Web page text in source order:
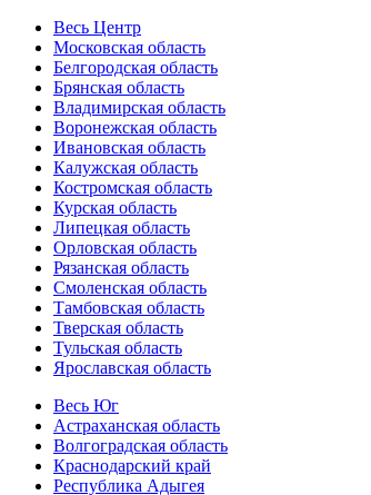
Весь Центр
Московская область
Белгородская область
Брянская область
Владимирская область
Воронежская область
Ивановская область
Калужская область
Костромская область
Курская область
Липецкая область
Орловская область
Рязанская область
Смоленская область
Тамбовская область
Тверская область
Тульская область
Ярославская область
Весь Юг
Астраханская область
Волгоградская область
Краснодарский край
Республика Адыгея